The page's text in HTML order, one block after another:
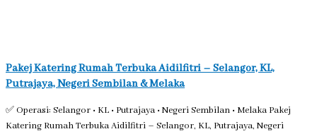
Pakej Katering Rumah Terbuka Aidilfitri – Selangor, KL,
Putrajaya, Negeri Sembilan & Melaka
✅ Operasi: Selangor • KL • Putrajaya • Negeri Sembilan • Melaka Pakej
Katering Rumah Terbuka Aidilfitri – Selangor, KL, Putrajaya, Negeri